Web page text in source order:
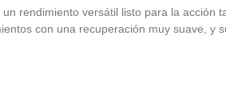
rendimiento versátil listo para la acción
con una recuperación muy suave, y